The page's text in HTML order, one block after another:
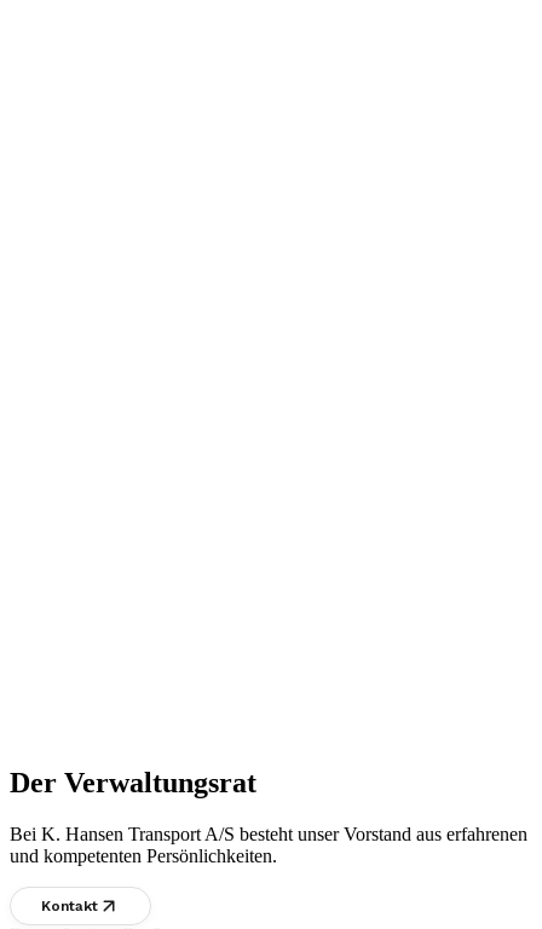
Der Verwaltungsrat
Bei K. Hansen Transport A/S besteht unser Vorstand aus erfahrenen
und kompetenten Persönlichkeiten.
Kontakt